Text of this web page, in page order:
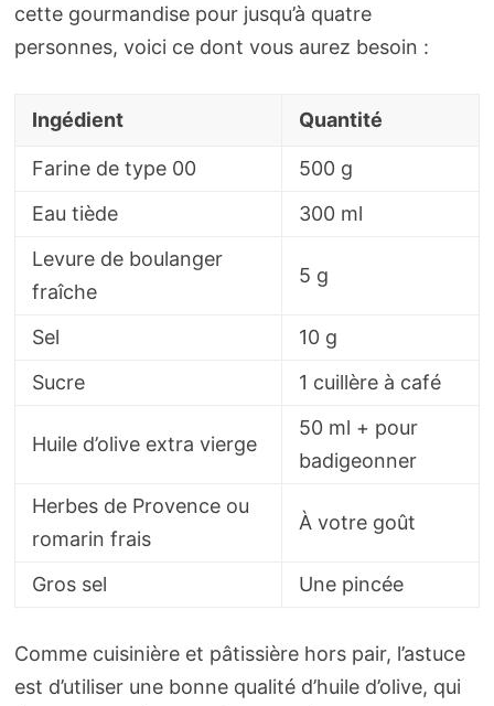
cette gourmandise pour jusqu’à quatre
personnes, voici ce dont vous aurez besoin :
Ingédient Quantité
Farine de type 00
500 g
Eau tiède
300 ml
Levure de boulanger
fraîche
5 g
Sel
10 g
Sucre
1 cuillère à café
Huile d’olive extra vierge
50 ml + pour
badigeonner
Herbes de Provence ou
romarin frais
À votre goût
Gros sel Une pincée
Comme cuisinière et pâtissière hors pair, l’astuce
est d’utiliser une bonne qualité d’huile d’olive, qui